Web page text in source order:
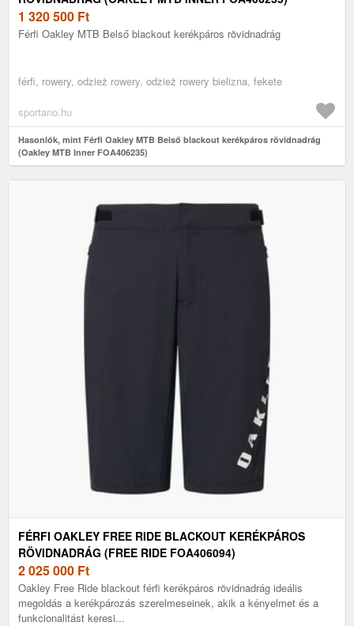
1 320 500 Ft
Férfi Oakley MTB Belső blackout kerékpáros rövidnadrág
férfi, rowery, odzież rowery, odzież rowery bielizna, fekete
sportano.hu
Hasonlók, mint Férfi Oakley MTB Belső blackout kerékpáros rövidnadrág
(Oakley MTB Inner FOA406235)
FÉRFI OAKLEY FREE RIDE BLACKOUT KERÉKPÁROS
RÖVIDNADRÁG (FREE RIDE FOA406094)
2 025 000 Ft
Oakley Free Ride blackout férfi kerékpáros rövidnadrág ideális
megoldás a kerékpározás szerelmeseinek, akik a kényelmet és a
funkcionalitást keresi...